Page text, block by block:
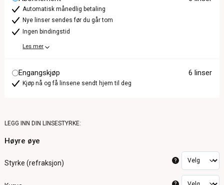
Automatisk månedlig betaling
Nye linser sendes før du går tom
Ingen bindingstid
Les mer
Engangskjøp 6 linser
Kjøp nå og få linsene sendt hjem til deg
LEGG INN DIN LINSESTYRKE:
Høyre øye
Styrke (refraksjon) ?